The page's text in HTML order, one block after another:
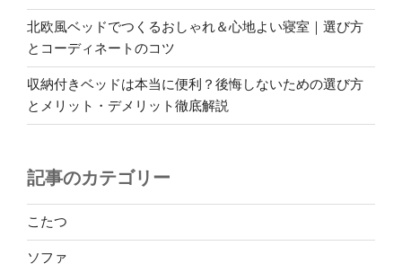
北欧風ベッドでつくるおしゃれ＆心地よい寝室｜選び方
とコーディネートのコツ
収納付きベッドは本当に便利？後悔しないための選び方
とメリット・デメリット徹底解説
記事のカテゴリー
こたつ
ソファ